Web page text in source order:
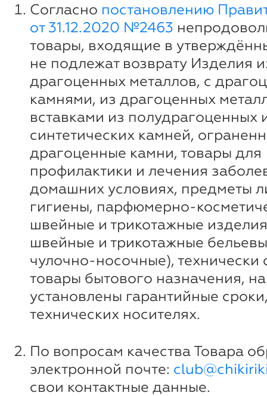
Согласно постановлению
от 31.12.2020 №2463
товары, входящие в
не подлежат возврату Изделия
драгоценных металлов, с
камнями, из драгоценных
вставками из полудрагоценных
синтетических камней,
драгоценные камни, товары для
профилактики и лечения
домашних условиях, предметы
гигиены, парфюмерно-
швейные и трикотажные
швейные и трикотажные
чулочно-носочные), технически
товары бытового назначения,
установлены гарантийные
технических носителях.
По вопросам качества Товара
электронной почте:
свои контактные данные.